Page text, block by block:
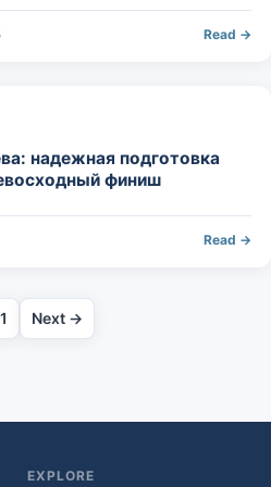
Read →
надежная подготовка
финиш
Read →
Next →
EXPLORE